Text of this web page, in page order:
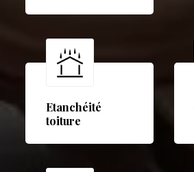
Etanchéité
toiture